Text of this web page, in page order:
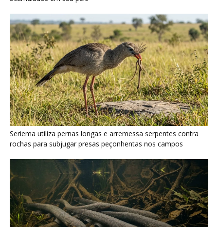
Poraquê sincroniza descargas elétricas em grupo para
amplificar campo elétrico e atordoar cardumes de peixes
maiores na Amazônia